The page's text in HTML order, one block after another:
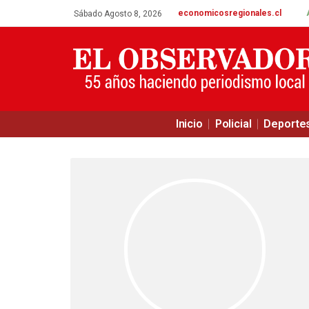
Sábado Agosto 8, 2026 economicosregionales.cl
Inicio Policial